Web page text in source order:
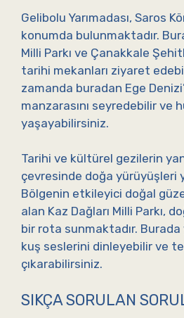
Gelibolu Yarımadası, Saros
konumda bulunmaktadır.
Milli Parkı ve Çanakkale
tarihi mekanları ziyaret
zamanda buradan Ege
manzarasını seyredebilir ve
yaşayabilirsiniz.
Tarihi ve kültürel gezilerin
çevresinde doğa yürüyüşleri
Bölgenin etkileyici doğal
alan Kaz Dağları Milli Parkı,
bir rota sunmaktadır.
kuş seslerini dinleyebilir ve
çıkarabilirsiniz.
SIKÇA SORULAN